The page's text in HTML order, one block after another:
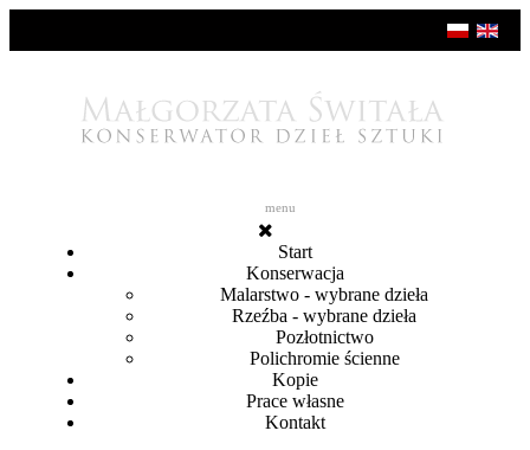
menu
Start
Konserwacja
Malarstwo - wybrane dzieła
Rzeźba - wybrane dzieła
Pozłotnictwo
Polichromie ścienne
Kopie
Prace własne
Kontakt